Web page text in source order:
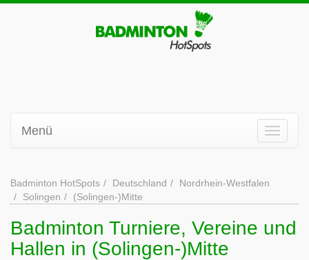
Menü
Badminton HotSpots Deutschland
Nordrhein-Westfalen
Solingen
(Solingen-)Mitte
Badminton Turniere, Vereine und
Hallen in (Solingen-)Mitte